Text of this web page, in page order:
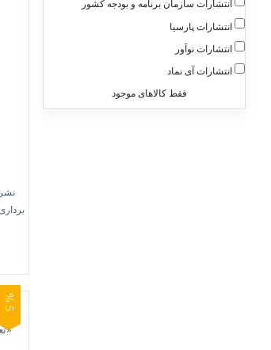
انتشارات سازمان برنامه و بودجه کشور
انتشارات پارسیا
انتشارات نوآور
انتشارات آی نماد
فقط کالاهای موجود
5
%